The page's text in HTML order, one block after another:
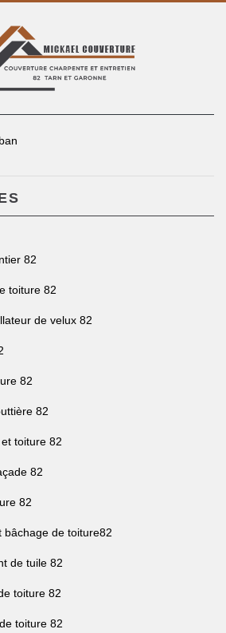
82
toiture 82
de velux 82
82
82
toiture 82
82
82
bâchage de toiture82
de tuile 82
toiture 82
toiture 82